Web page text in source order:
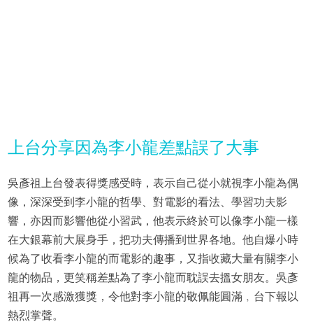
上台分享因為李小龍差點誤了大事
吳彥祖上台發表得獎感受時，表示自己從小就視李小龍為偶
像，深深受到李小龍的哲學、對電影的看法、學習功夫影
響，亦因而影響他從小習武，他表示終於可以像李小龍一樣
在大銀幕前大展身手，把功夫傳播到世界各地。他自爆小時
候為了收看李小龍的而電影的趣事，又指收藏大量有關李小
龍的物品，更笑稱差點為了李小龍而耽誤去搵女朋友。吳彥
祖再一次感激獲獎，令他對李小龍的敬佩能圓滿﹐台下報以
熱烈掌聲。